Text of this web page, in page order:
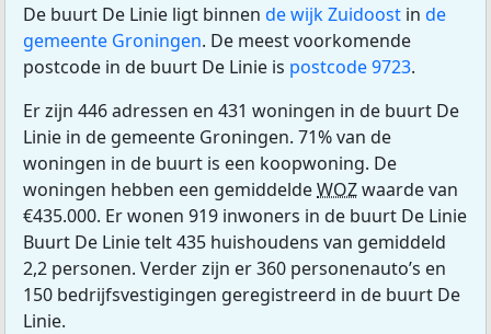
De buurt De Linie ligt binnen de wijk Zuidoost in de
gemeente Groningen. De meest voorkomende
postcode in de buurt De Linie is postcode 9723.
Er zijn 446 adressen en 431 woningen in de buurt De
Linie in de gemeente Groningen. 71% van de
woningen in de buurt is een koopwoning. De
woningen hebben een gemiddeldeWOZwaarde van
€435.000. Er wonen 919 inwoners in de buurt De Linie
Buurt De Linie telt 435 huishoudens van gemiddeld
2,2 personen. Verder zijn er 360 personenauto’s en
150 bedrijfsvestigingen geregistreerd in de buurt De
Linie.